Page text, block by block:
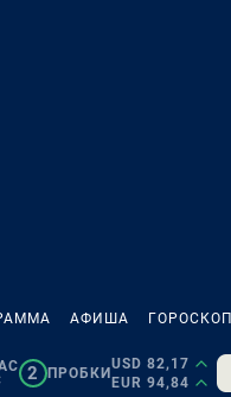
АФИША ГОРОСКОП
2 ПРОБКИ
USD 82,17
EUR 94,84